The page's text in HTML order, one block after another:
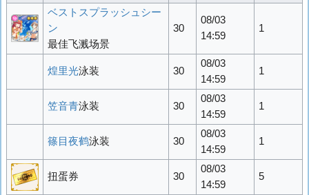
ベストスプラッシュシー
ン
最佳飞溅场景
30
08/03
14:59
1
煌里光泳装 30
08/03
14:59
1
笠音青泳装 30
08/03
14:59
1
篠目夜鹤泳装 30
08/03
14:59
1
扭蛋券 30
08/03
14:59
5